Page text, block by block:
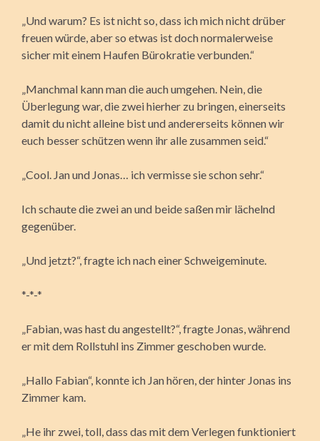
„Und warum? Es ist nicht so, dass ich mich nicht drüber
freuen würde, aber so etwas ist doch normalerweise
sicher mit einem Haufen Bürokratie verbunden.“
„Manchmal kann man die auch umgehen. Nein, die
Überlegung war, die zwei hierher zu bringen, einerseits
damit du nicht alleine bist und andererseits können wir
euch besser schützen wenn ihr alle zusammen seid.“
„Cool. Jan und Jonas… ich vermisse sie schon sehr.“
Ich schaute die zwei an und beide saßen mir lächelnd
gegenüber.
„Und jetzt?“, fragte ich nach einer Schweigeminute.
*-*-*
„Fabian, was hast du angestellt?“, fragte Jonas, während
er mit dem Rollstuhl ins Zimmer geschoben wurde.
„Hallo Fabian“, konnte ich Jan hören, der hinter Jonas ins
Zimmer kam.
„He ihr zwei, toll, dass das mit dem Verlegen funktioniert